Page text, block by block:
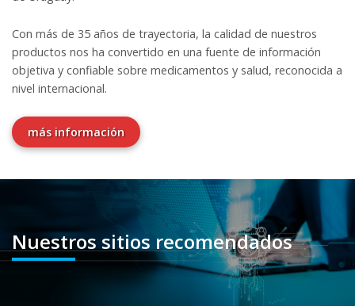
Con más de 35 años de trayectoria, la calidad de nuestros
productos nos ha convertido en una fuente de información
objetiva y confiable sobre medicamentos y salud, reconocida a
nivel internacional.
más información
Nuestros sitios recomendados